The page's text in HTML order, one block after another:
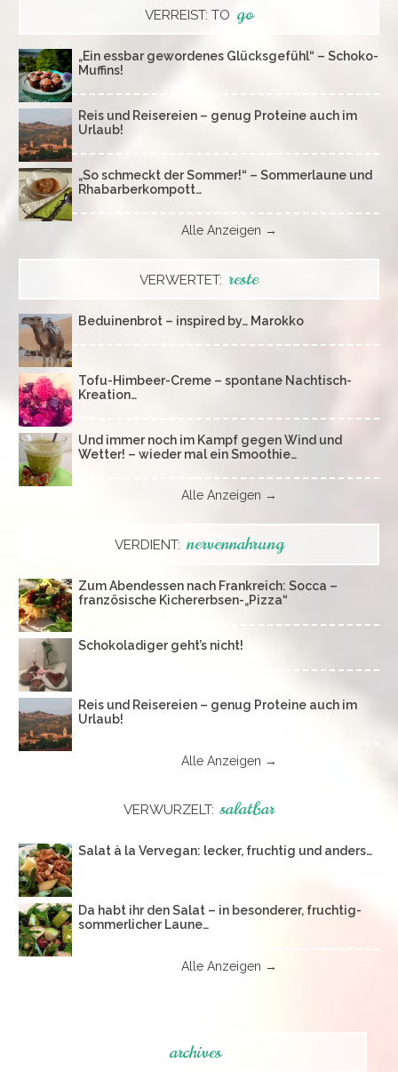
VERREIST: TO go
„Ein essbar gewordenes Glücksgefühl“ – Schoko-
Muffins!
Reis und Reisereien – genug Proteine auch im
Urlaub!
„So schmeckt der Sommer!“ – Sommerlaune und
Rhabarberkompott…
Alle Anzeigen →
VERWERTET: reste
Beduinenbrot – inspired by… Marokko
Tofu-Himbeer-Creme – spontane Nachtisch-
Kreation…
Und immer noch im Kampf gegen Wind und
Wetter! – wieder mal ein Smoothie…
Alle Anzeigen →
VERDIENT: nervennahrung
Zum Abendessen nach Frankreich: Socca –
französische Kichererbsen-„Pizza“
Schokoladiger geht’s nicht!
Reis und Reisereien – genug Proteine auch im
Urlaub!
Alle Anzeigen →
VERWURZELT: salatbar
Salat à la Vervegan: lecker, fruchtig und anders…
Da habt ihr den Salat – in besonderer, fruchtig-
sommerlicher Laune…
Alle Anzeigen →
archives